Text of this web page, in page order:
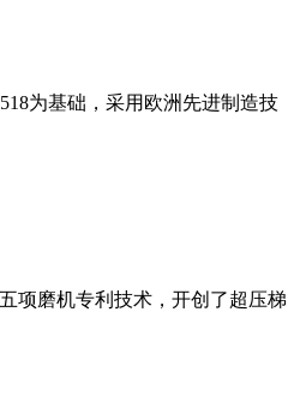
为基础，采用欧洲先进制造技
项磨机专利技术，开创了超压梯